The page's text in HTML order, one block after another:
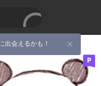
出会えるかも！